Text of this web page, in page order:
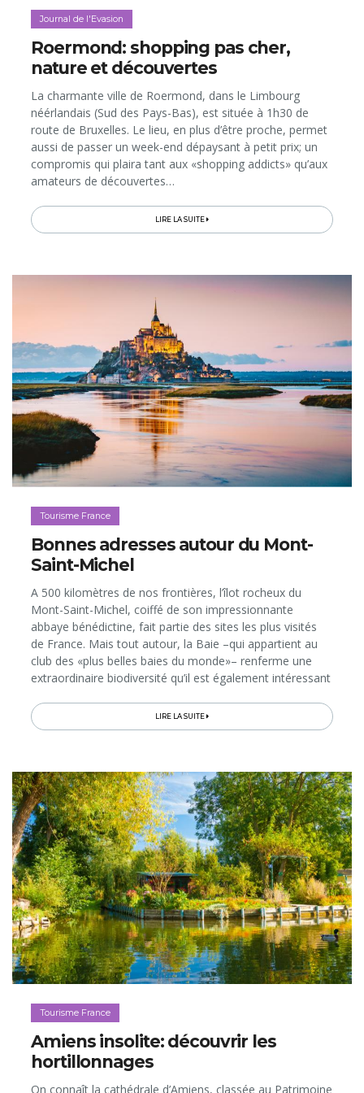
Journal de l'Evasion
Roermond: shopping pas cher,
nature et découvertes
La charmante ville de Roermond, dans le Limbourg
néérlandais (Sud des Pays-Bas), est située à 1h30 de
route de Bruxelles. Le lieu, en plus d’être proche, permet
aussi de passer un week-end dépaysant à petit prix; un
compromis qui plaira tant aux «shopping addicts» qu’aux
amateurs de découvertes…
LIRE LA SUITE
Tourisme France
Bonnes adresses autour du Mont-
Saint-Michel
A 500 kilomètres de nos frontières, l’îlot rocheux du
Mont-Saint-Michel, coiffé de son impressionnante
abbaye bénédictine, fait partie des sites les plus visités
de France. Mais tout autour, la Baie –qui appartient au
club des «plus belles baies du monde»– renferme une
extraordinaire biodiversité qu’il est également intéressant
belles adresses à découvrir (pour visiter, dormir et
manger). Voici nos bons plans pour une escapade de
LIRE LA SUITE
Tourisme France
Amiens insolite: découvrir les
hortillonnages
On connaît la cathédrale d’Amiens, classée au Patrimoine